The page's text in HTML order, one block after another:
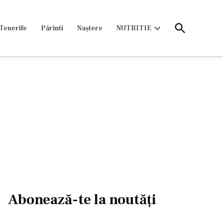
Părinti Naștere NUTRITIE
Open
Search
Abonează-te la noutăți